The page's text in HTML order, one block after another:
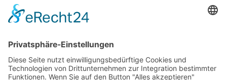
Knauf / Marmorit
MEGA
Milacor
MIXOL
Otto Chemie Dichtstoffe
Paul Jaeger GmbH
Paul Voormann GmbH